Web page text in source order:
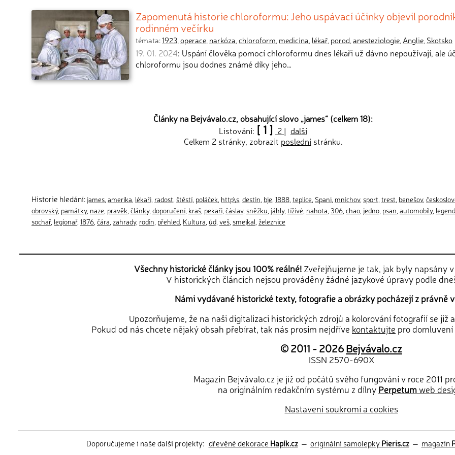
Zapomenutá historie chloroformu: Jeho uspávací účinky objevil
rodinném večírku
témata:1923,operace, narkóza,chloroform, medicína, lékař, porod,anesteziologie,Anglie, Skotsko
19. 01. 2024: Uspání člověka pomocí chloroformu dnes lékaři už dávno nepoužívají, ale
chloroformu jsou dodnes známé díky jeho…
Články na Bejvávalo.cz, obsahující slovo „james“ (celkem 18):
Listování: [ 1 ] 2 | další
Celkem 2 stránky, zobrazit poslednístránku.
Historie hledání:james amerika lékaři radost štěstí poláček http\s destin bje 1888 teplice Spani mnichov, sport trest benešov,
obrovský, památky, naze pravěk články, doporučení kraš pekaři čáslav, sněžku jáhly, tíživé nahota 306 chao jedno psan automobily,
sochař, legionař, 1876 čára zahrady, rodin přehled Kultura úd veš smejkal železnice
Všechny historické články jsou 100% reálné! Zveřejňujeme je tak, jak byly napsány
V historických článcích nejsou prováděny žádné jazykové úpravy podle
Námi vydávané historické texty, fotografie a obrázky pocházejí z právně
Upozorňujeme, že na naši digitalizaci historických zdrojů a kolorování fotografií se již
Pokud od nás chcete nějaký obsah přebírat, tak nás prosím nejdříve kontaktujte pro domluvení
© 2011 - 2026Bejvávalo.cz
ISSN 2570-690X
Magazín Bejvávalo.cz je již od počátů svého fungování v roce 2011
na originálním redakčním systému z dílny Perpetumweb
Nastavení soukromí a cookies
Doporučujeme i naše další projekty: dřevěné dekorace Hapík.cz— originální samolepkyPieris.cz— magazín